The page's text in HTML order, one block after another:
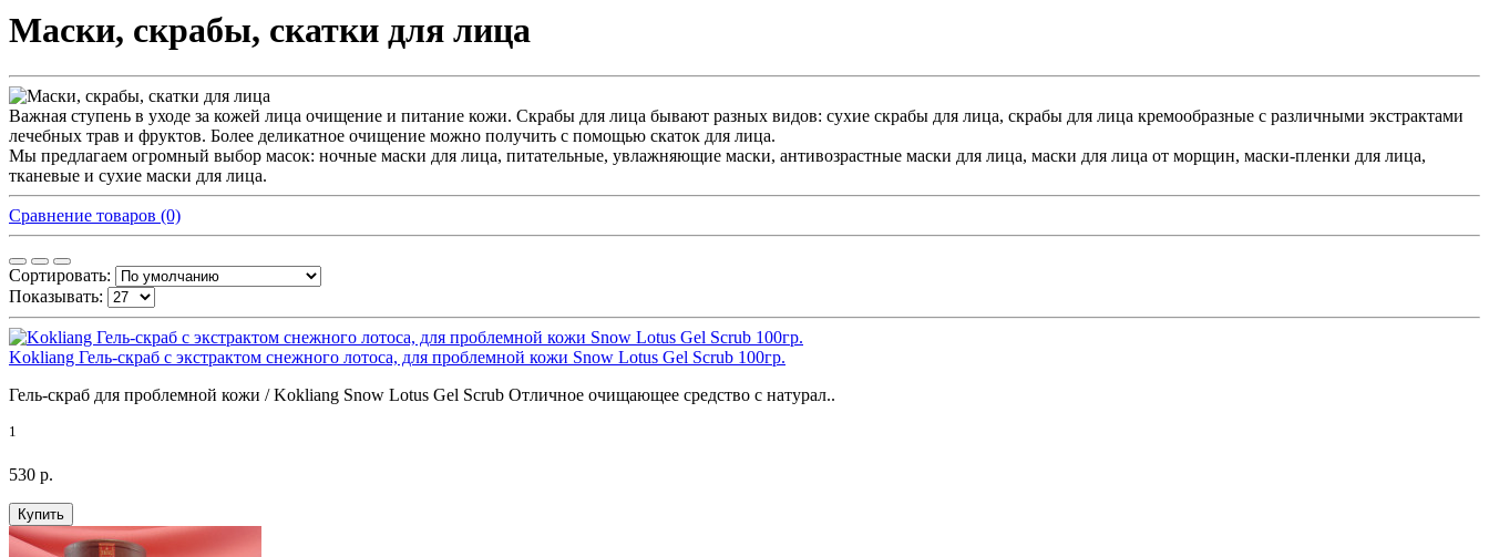
Маски, скрабы, скатки для лица
Важная ступень в уходе за кожей лица очищение и питание кожи. Скрабы для лица бывают разных видов: сухие скрабы для лица, скрабы для лица кремообразные с различными экстрактами
лечебных трав и фруктов. Более деликатное очищение можно получить с помощью скаток для лица.
Мы предлагаем огромный выбор масок: ночные маски для лица, питательные, увлажняющие маски, антивозрастные маски для лица, маски для лица от морщин, маски-пленки для лица,
тканевые и сухие маски для лица.
Сравнение товаров (0)
Сортировать:
Показывать:
Kokliang Гель-скраб с экстрактом снежного лотоса, для проблемной кожи Snow Lotus Gel Scrub 100гр.
Гель-скраб для проблемной кожи / Kokliang Snow Lotus Gel Scrub Отличное очищающее средство с натурал..
1
530 р.
Купить